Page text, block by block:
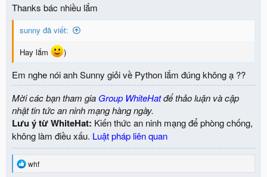
s
:
Thanks bác nhiều lắm
sunny đã viết:
Hay lắm
)
Em nghe nói anh Sunny giỏi về Python lắm đúng không ạ ??
Mời các bạn tham gia Group WhiteHatđể thảo luận và cập
nhật tin tức an ninh mạng hàng ngày.
Lưu ý từ WhiteHat: Kiến thức an ninh mạng để phòng chống,
không làm điều xấu. Luật pháp liên quan
R
whf